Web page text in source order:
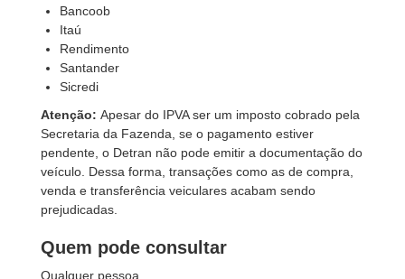
Bancoob
Itaú
Rendimento
Santander
Sicredi
Atenção: Apesar do IPVA ser um imposto cobrado pela
Secretaria da Fazenda, se o pagamento estiver
pendente, o Detran não pode emitir a documentação do
veículo. Dessa forma, transações como as de compra,
venda e transferência veiculares acabam sendo
prejudicadas.
Quem pode consultar
Qualquer pessoa.